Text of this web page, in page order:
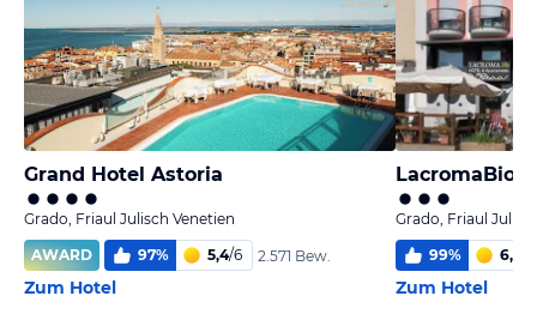
Grand Hotel Astoria
Grado, Friaul Julisch Venetien
AWARD
97% 5,4/6 2.571 Bew.
Zum Hotel
LacromaBio
Grado, Friaul
99% 6,0
Zum Hotel